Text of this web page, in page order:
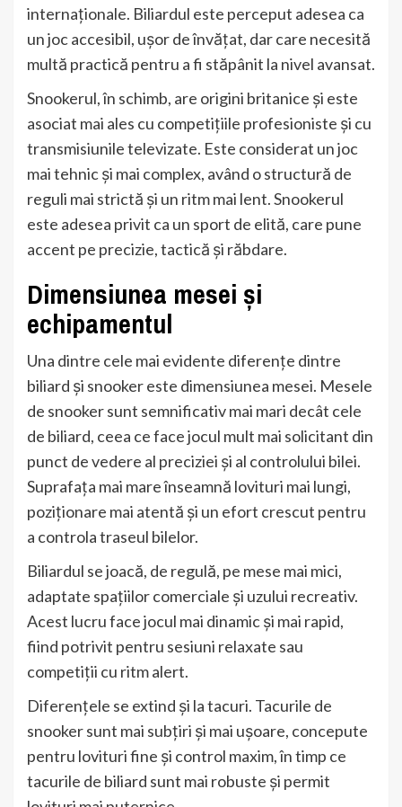
internaționale. Biliardul este perceput adesea ca
un joc accesibil, ușor de învățat, dar care necesită
multă practică pentru a fi stăpânit la nivel avansat.
Snookerul, în schimb, are origini britanice și este
asociat mai ales cu competițiile profesioniste și cu
transmisiunile televizate. Este considerat un joc
mai tehnic și mai complex, având o structură de
reguli mai strictă și un ritm mai lent. Snookerul
este adesea privit ca un sport de elită, care pune
accent pe precizie, tactică și răbdare.
Dimensiunea mesei și
echipamentul
Una dintre cele mai evidente diferențe dintre
biliard și snooker este dimensiunea mesei. Mesele
de snooker sunt semnificativ mai mari decât cele
de biliard, ceea ce face jocul mult mai solicitant din
punct de vedere al preciziei și al controlului bilei.
Suprafața mai mare înseamnă lovituri mai lungi,
poziționare mai atentă și un efort crescut pentru
a controla traseul bilelor.
Biliardul se joacă, de regulă, pe mese mai mici,
adaptate spațiilor comerciale și uzului recreativ.
Acest lucru face jocul mai dinamic și mai rapid,
fiind potrivit pentru sesiuni relaxate sau
competiții cu ritm alert.
Diferențele se extind și la tacuri. Tacurile de
snooker sunt mai subțiri și mai ușoare, concepute
pentru lovituri fine și control maxim, în timp ce
tacurile de biliard sunt mai robuste și permit